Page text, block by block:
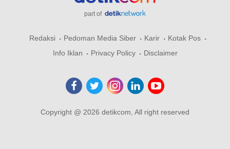
part of
Redaksi Pedoman Media Siber Karir
Kotak Pos
Info Iklan
Privacy Policy Disclaimer
Copyright @ 2026 detikcom, All right reserved